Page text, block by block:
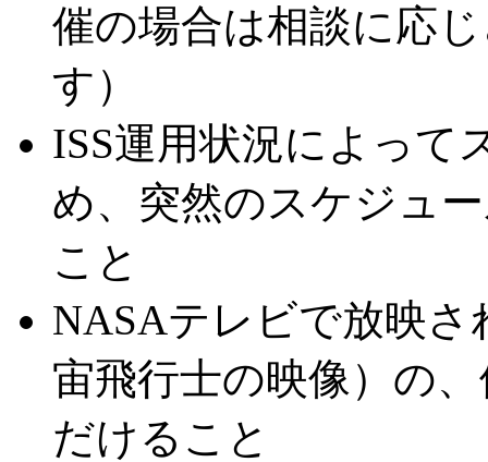
催の場合は相談に応
す
ISS運用状況によって
め、突然のスケジュ
こ
NASAテレビで放映さ
宙飛行士の映像）の
だけること